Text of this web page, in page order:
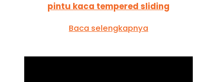
pintu kaca tempered sliding
Baca selengkapnya